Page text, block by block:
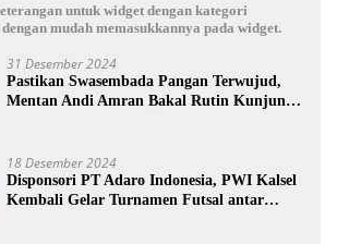
untuk widget dengan kategori
mudah memasukkannya pada widget.
31 Desember 2024
Pastikan Swasembada Pangan Terwujud,
Mentan Andi Amran Bakal Rutin Kunjungi
18 Desember 2024
Disponsori PT Adaro Indonesia, PWI Kalsel
Kembali Gelar Turnamen Futsal antar